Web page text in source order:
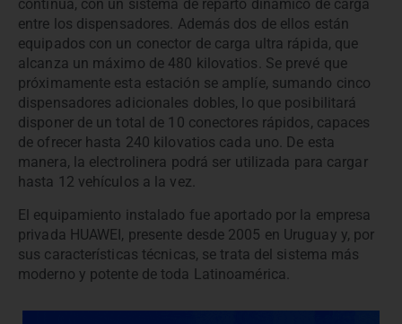
continua, con un sistema de reparto dinámico de carga
entre los dispensadores. Además dos de ellos están
equipados con un conector de carga ultra rápida, que
alcanza un máximo de 480 kilovatios. Se prevé que
próximamente esta estación se amplíe, sumando cinco
dispensadores adicionales dobles, lo que posibilitará
disponer de un total de 10 conectores rápidos, capaces
de ofrecer hasta 240 kilovatios cada uno. De esta
manera, la electrolinera podrá ser utilizada para cargar
hasta 12 vehículos a la vez.
El equipamiento instalado fue aportado por la empresa
privada HUAWEI, presente desde 2005 en Uruguay y, por
sus características técnicas, se trata del sistema más
moderno y potente de toda Latinoamérica.